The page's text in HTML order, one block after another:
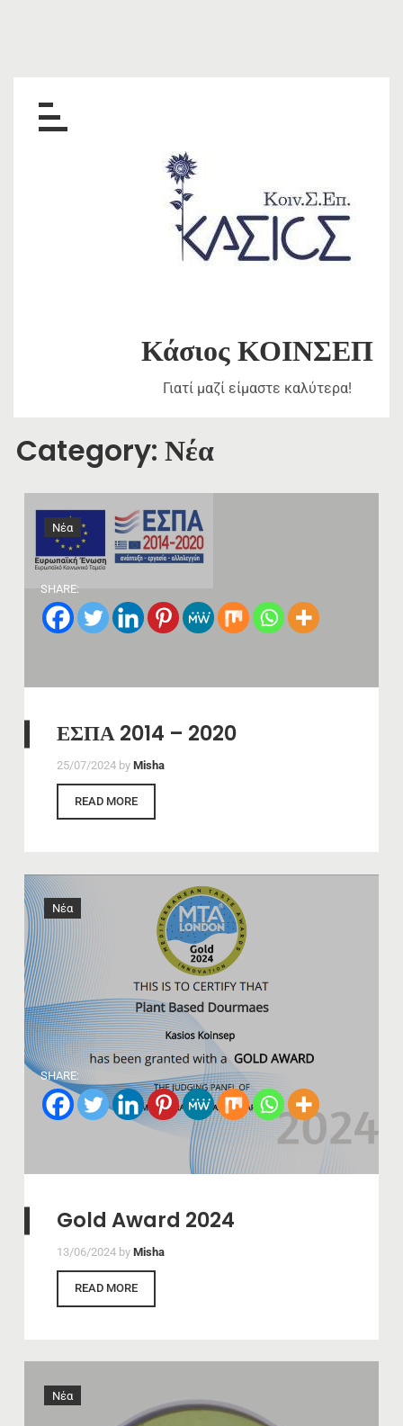
Category: Νέα
Νέα
SHARE:
ΕΣΠΑ 2014 – 2020
25/07/2024 by Misha
READ MORE
Νέα
SHARE:
Gold Award 2024
13/06/2024 by Misha
READ MORE
Νέα
Κάσιος ΚΟΙΝΣΕΠ
Γιατί μαζί είμαστε καλύτερα!